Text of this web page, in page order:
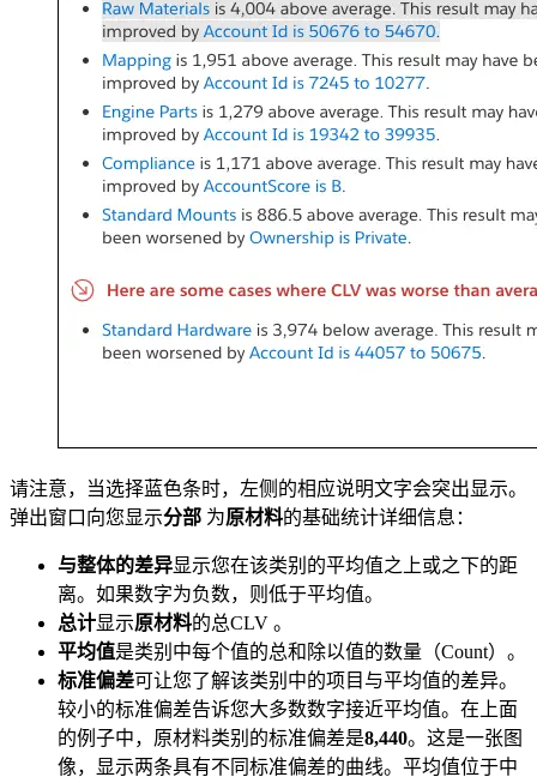
请注意，当选择蓝色条时，左侧的相应说明文字会突出显示。
弹出窗口向您显示分部 为原材料的基础统计详细信息：
与整体的差异显示您在该类别的平均值之上或之下的距
离。如果数字为负数，则低于平均值。
总计显示原材料的总CLV 。
平均值是类别中每个值的总和除以值的数量（Count）。
标准偏差可让您了解该类别中的项目与平均值的差异。
较小的标准偏差告诉您大多数数字接近平均值。在上面
的例子中，原材料类别的标准偏差是8,440。这是一张图
像，显示两条具有不同标准偏差的曲线。平均值位于中